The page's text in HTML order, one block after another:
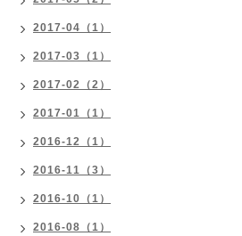
2017-04（1）
2017-03（1）
2017-02（2）
2017-01（1）
2016-12（1）
2016-11（3）
2016-10（1）
2016-08（1）